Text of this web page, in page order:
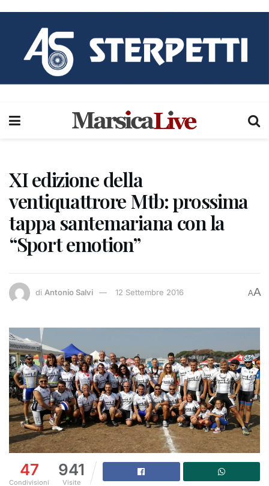
XI edizione della
ventiquattrore Mtb: prossima
tappa santemariana con la
“Sport emotion”
di Antonio Salvi 12 Settembre 2016 AA
47
Condivisioni
941
Visite